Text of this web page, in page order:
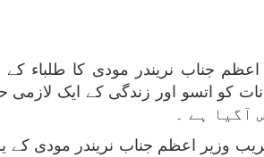
اعظم جناب نریندر مودی کا طلباء کے
آگیا ہے ۔
وزیر اعظم جناب نریندر مودی